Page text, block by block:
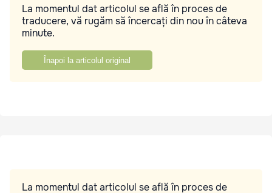
La momentul dat articolul se află în proces de
traducere, vă rugăm să încercați din nou în câteva
minute.
Înapoi la articolul original
La momentul dat articolul se află în proces de